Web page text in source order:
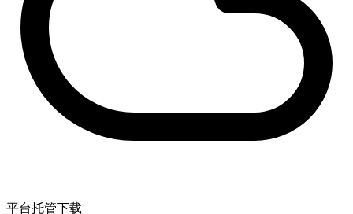
平台托管下载